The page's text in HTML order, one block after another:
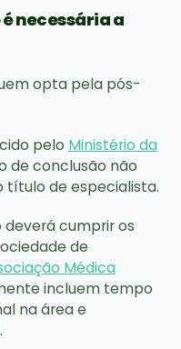
necessária a
opta pela pós-
pelo Ministério da
de conclusão não
de especialista.
deverá cumprir os
de
Médica
incluem tempo
na área e